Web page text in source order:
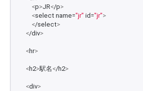
<p>JR</p>
<select name="jr" id="jr">
</select>
</div>
<hr>
<h2>駅名 </h2>
<div>